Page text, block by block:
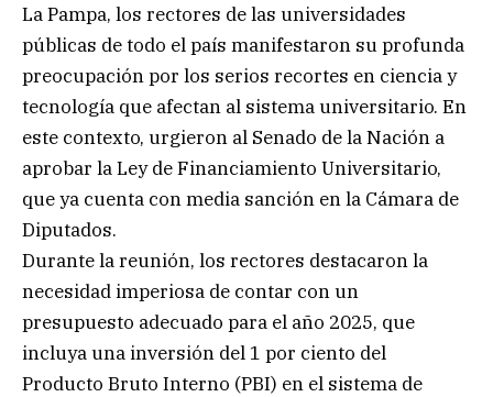
La Pampa, los rectores de las universidades
públicas de todo el país manifestaron su profunda
preocupación por los serios recortes en ciencia y
tecnología que afectan al sistema universitario. En
este contexto, urgieron al Senado de la Nación a
aprobar la Ley de Financiamiento Universitario,
que ya cuenta con media sanción en la Cámara de
Diputados.
Durante la reunión, los rectores destacaron la
necesidad imperiosa de contar con un
presupuesto adecuado para el año 2025, que
incluya una inversión del 1 por ciento del
Producto Bruto Interno (PBI) en el sistema de